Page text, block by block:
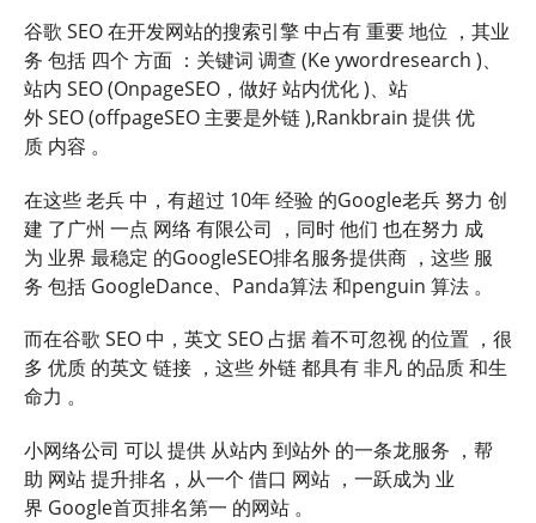
谷歌 SEO 在开发网站的搜索引擎 中占有 重要 地位 ，其业
务 包括 四个 方面 ：关键词 调查 (Ke ywordresearch )、
站内 SEO (OnpageSEO，做好 站内优化 )、站
外 SEO (offpageSEO 主要是外链 ),Rankbrain 提供 优
质 内容 。
在这些 老兵 中，有超过 10年 经验 的Google老兵 努力 创
建 了广州 一点 网络 有限公司 ，同时 他们 也在努力 成
为 业界 最稳定 的GoogleSEO排名服务提供商 ，这些 服
务 包括 GoogleDance、Panda算法 和penguin 算法 。
而在谷歌 SEO 中，英文 SEO 占据 着不可忽视 的位置 ，很
多 优质 的英文 链接 ，这些 外链 都具有 非凡 的品质 和生
命力 。
小网络公司 可以 提供 从站内 到站外 的一条龙服务 ，帮
助 网站 提升排名，从一个 借口 网站 ，一跃成为 业
界 Google首页排名第一 的网站 。